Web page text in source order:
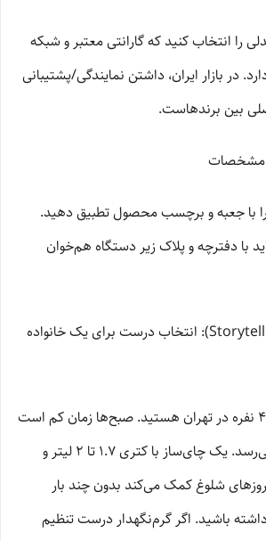
را انتخاب کنید که گارانتی معتبر و شبکه
در بازار ایران، داشتن نمایندگی/پشتیبانی
بین برندهاست.
مشخصات
با جعبه و برچسب محصول تطبیق دهید.
دفترچه و پلاک زیر دستگاه هم‌خوان
یک روایت واقعی (Storytelling): انتخاب درست برای یک خانواده
فرض کنید خانواده‌ای 4 نفره در تهران هستید. صبح‌ها زمان کم است
و عصرها مهمان سر می‌رسد. یک چای‌ساز با کتری 1.7 تا 2 لیتر و
لیتر، در روزهای شلوغ کمک می‌کند بدون چند بار
باشید. اگر گرم‌نگهدار درست تنظیم